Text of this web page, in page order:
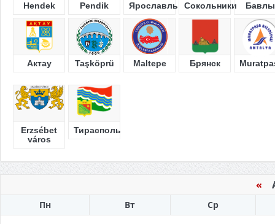
Hendek Pendik Ярославль Сокольники Бавлы
Актау Taşköprü Maltepe Брянск
Erzsébet
város
Тирасполь
«
Пн Вт Ср